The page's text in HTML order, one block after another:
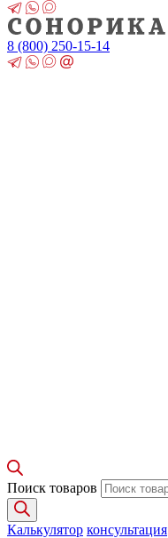
8 (800) 250-15-14
Поиск товаров
Калькулятор консультация